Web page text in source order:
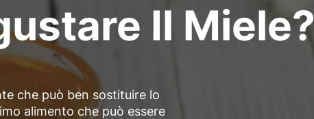
Il Miele?
che può ben sostituire lo
alimento che può essere